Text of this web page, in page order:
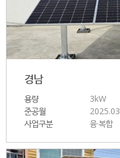
경남
용량
3kW
준공월
2025.03
사업구분
융·복합